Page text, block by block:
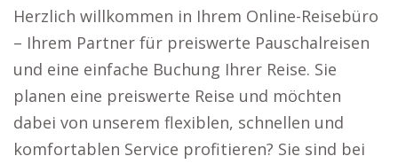
Herzlich willkommen in Ihrem Online-Reisebüro
– Ihrem Partner für preiswerte Pauschalreisen
und eine einfache Buchung Ihrer Reise. Sie
planen eine preiswerte Reise und möchten
dabei von unserem flexiblen, schnellen und
komfortablen Service profitieren? Sie sind bei